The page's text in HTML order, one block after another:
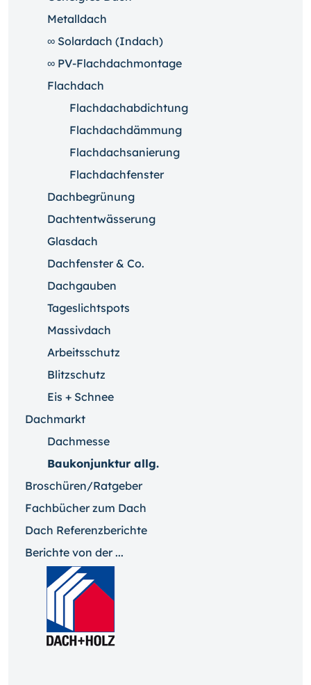
Metalldach
∞ Solardach (Indach)
∞ PV-Flachdachmontage
Flachdach
Flachdachabdichtung
Flachdachdämmung
Flachdachsanierung
Flachdachfenster
Dachbegrünung
Dachtentwässerung
Glasdach
Dachfenster & Co.
Dachgauben
Tageslichtspots
Massivdach
Arbeitsschutz
Blitzschutz
Eis + Schnee
Dachmarkt
Dachmesse
Baukonjunktur allg.
Broschüren/Ratgeber
Fachbücher zum Dach
Dach Referenzberichte
Berichte von der ...